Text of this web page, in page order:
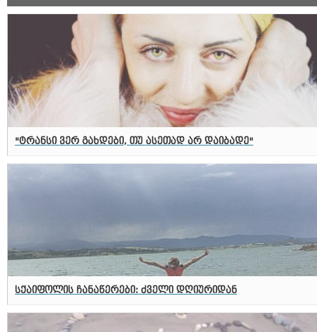
"ტრანსი ვერ გახდები, თუ ასეთად არ დაიბადე"
სქაიფოლის ჩანაწერები: ძველი დღიურიდან